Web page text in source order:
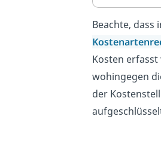
Beachte, dass
Kosten erfasst
wohingegen
der